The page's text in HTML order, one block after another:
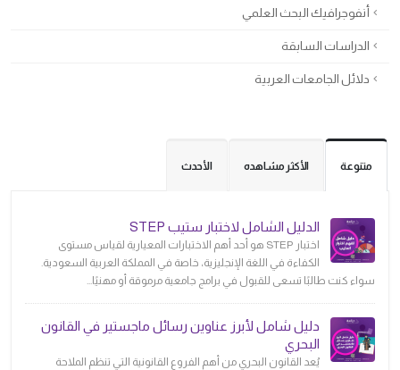
أنفوجرافيك البحث العلمي
الدراسات السابقة
دلائل الجامعات العربية
متنوعة الأكثر مشاهده الأحدث
الدليل الشامل لاختبار ستيب STEP
اختبار STEP هو أحد أهم الاختبارات المعيارية لقياس مستوى
الكفاءة في اللغة الإنجليزية، خاصة في المملكة العربية السعودية.
سواء كنت طالبًا تسعى للقبول في برامج جامعية مرموقة أو مهنيًا...
دليل شامل لأبرز عناوين رسائل ماجستير في القانون
البحري
يُعد القانون البحري من أهم الفروع القانونية التي تنظم الملاحة